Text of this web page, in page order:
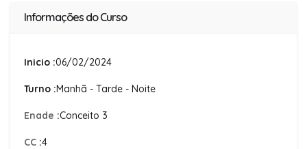
Informações do Curso
Inicio :06/02/2024
Turno :Manhã - Tarde - Noite
Enade :Conceito 3
CC :4